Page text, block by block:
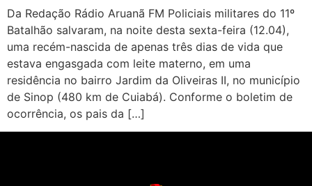
Da Redação Rádio Aruanã FM Policiais militares do 11º
Batalhão salvaram, na noite desta sexta-feira (12.04),
uma recém-nascida de apenas três dias de vida que
estava engasgada com leite materno, em uma
residência no bairro Jardim da Oliveiras II, no município
de Sinop (480 km de Cuiabá). Conforme o boletim de
ocorrência, os pais da […]